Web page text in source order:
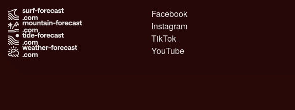
Facebook
Instagram
TikTok
YouTube